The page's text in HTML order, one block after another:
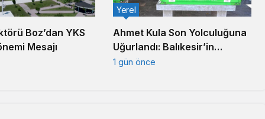
Boz’dan YKS
Mesajı
Ahmet Kula Son Yolculuğuna
Uğurlandı: Balıkesir’in
Duayen Sanayicisi Defnedildi
Yerel
1 gün önce